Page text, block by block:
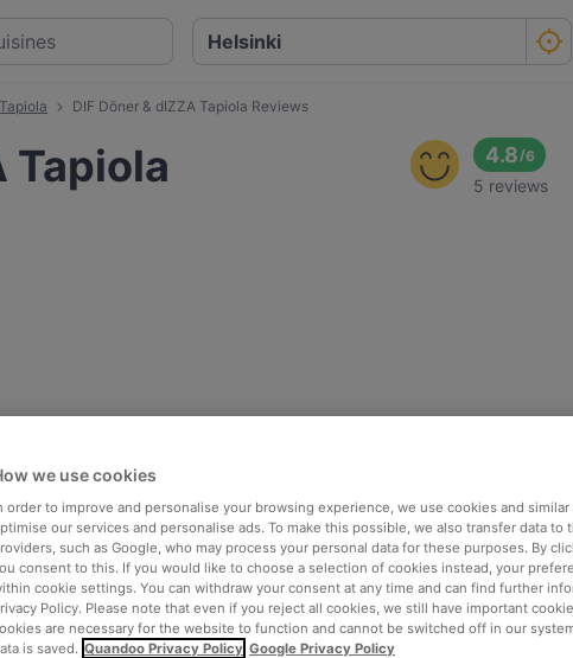
DIF Döner & dIZZA Tapiola Reviews
Tapiola 4.8/6
5 reviews
we use cookies
order to improve and personalise your browsing experience, we use cookies and
our services and personalise ads. To make this possible, we also transfer data to
such as Google, who may process your personal data for these purposes. By
consent to this. If you would like to choose a selection of cookies instead, your
cookie settings. You can withdraw your consent at any time and can find further
Policy. Please note that even if you reject all cookies, we still have important
are necessary for the website to function and cannot be switched off in our
is saved. Quandoo Privacy Policy Google Privacy Policy